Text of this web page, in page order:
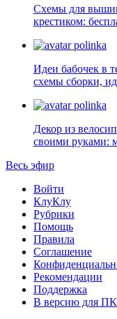
Схемы для
крестиком:
polinka
Идеи бабочек в
схемы сборки,
polinka
Декор из
своими руками:
Весь эфир
Войти
КлуКлу
Рубрики
Помощь
Правила
Соглашение
Рекомендации
Поддержка
В версию для ПК